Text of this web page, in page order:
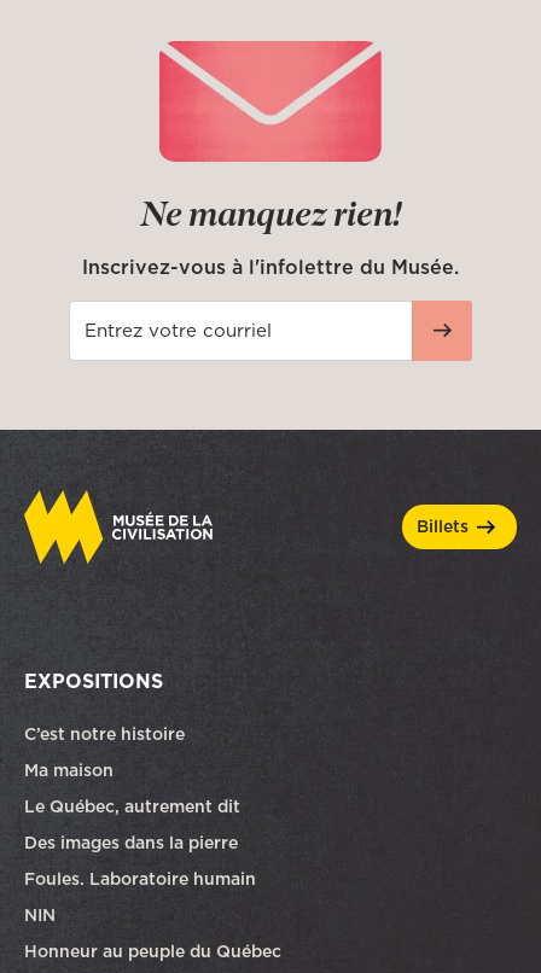
Ne manquez rien!
Inscrivez-vous à l'infolettre du Musée.
billets
EXPOSITIONS
C’est notre histoire
Ma maison
Le Québec, autrement dit
Des images dans la pierre
Foules. Laboratoire humain
NIN
Honneur au peuple du Québec